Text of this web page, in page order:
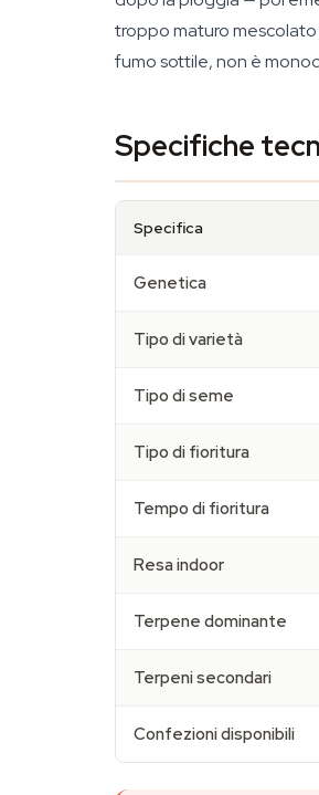
troppo maturo mescolato
fumo sottile, non è
Specifiche
Specifica
Genetica
Tipo di varietà
Tipo di seme
Tipo di fioritura
Tempo di fioritura
Resa indoor
Terpene dominante
Terpeni secondari
Confezioni disponibili